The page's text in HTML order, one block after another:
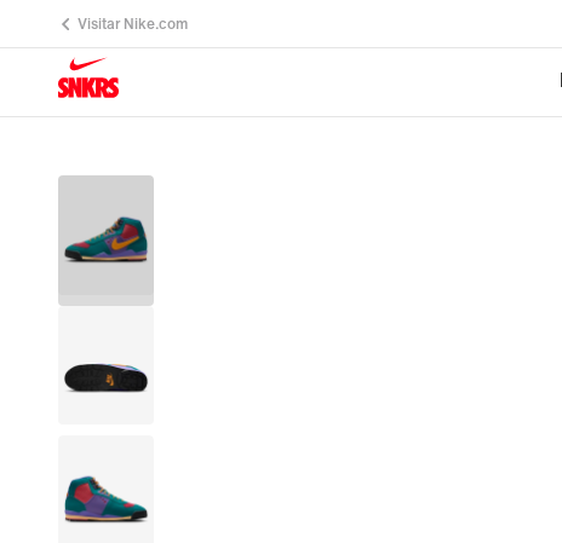
Visitar Nike.com